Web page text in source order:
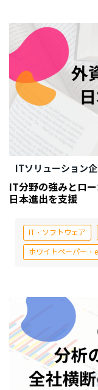
ITソリューション
IT分野の強みとロ
日本進出を支援
IT・ソフトウェア
ホワイトペーパー・